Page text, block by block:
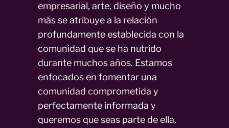
empresarial, arte, diseño y mucho
más se atribuye a la relación
profundamente establecida con la
comunidad que se ha nutrido
durante muchos años. Estamos
enfocados en fomentar una
comunidad comprometida y
perfectamente informada y
queremos que seas parte de ella.